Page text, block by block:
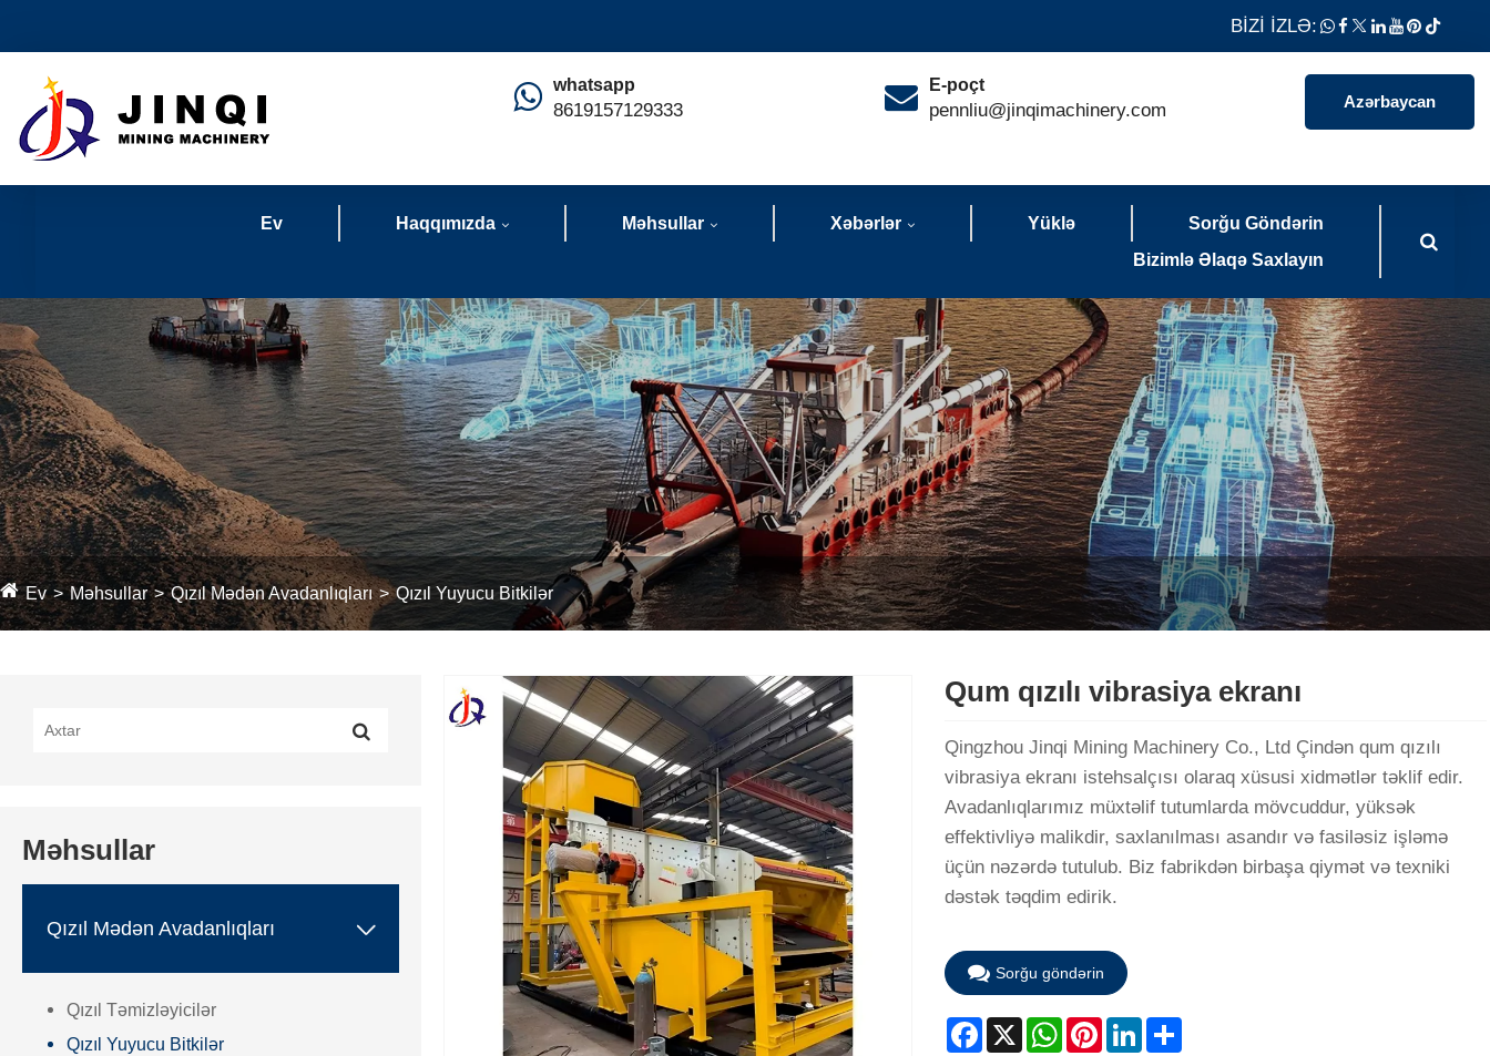
BİZİ İZLƏ:
whatsapp
8619157129333
E-poçt
pennliu@jinqimachinery.com Azərbaycan
Ev Haqqımızda Məhsullar Xəbərlər Yüklə
Sorğu Göndərin
Bizimlə Əlaqə Saxlayın
Ev Məhsullar Qızıl Mədən Avadanlıqları Qızıl Yuyucu Bitkilər
Məhsullar
Qızıl Mədən Avadanlıqları 
Qızıl Təmizləyicilər
Qızıl Yuyucu Bitkilər
Qum qızılı vibrasiya ekranı
Qingzhou Jinqi Mining Machinery Co., Ltd Çindən qum qızılı
vibrasiya ekranı istehsalçısı olaraq xüsusi xidmətlər təklif edir.
Avadanlıqlarımız müxtəlif tutumlarda mövcuddur, yüksək
effektivliyə malikdir, saxlanılması asandır və fasiləsiz işləmə
üçün nəzərdə tutulub. Biz fabrikdən birbaşa qiymət və texniki
dəstək təqdim edirik.
Sorğu göndərin
Facebook
X WhatsApp
PinterestLinkedInShare